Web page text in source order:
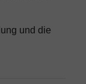
und die